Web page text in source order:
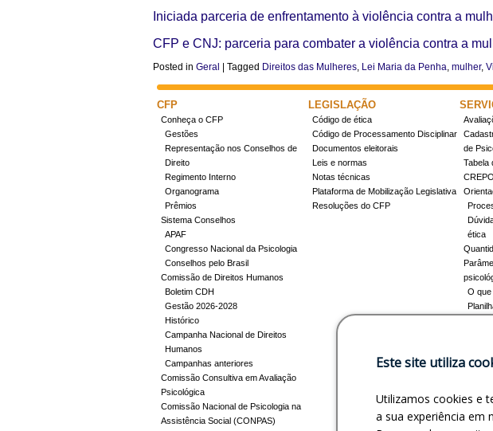
Iniciada parceria de enfrentamento à violência contra a
CFP e CNJ: parceria para combater a violência contra a
Posted in Geral Tagged Direitos das Mulheres, Lei Maria da Penha, mulher,
CFP
Conheça o CFP
Gestões
Representação nos Conselhos de
Direito
Regimento Interno
Organograma
Prêmios
Sistema Conselhos
APAF
Congresso Nacional da Psicologia
Conselhos pelo Brasil
Comissão de Direitos Humanos
Boletim CDH
Gestão 2026-2028
Histórico
Campanha Nacional de Direitos
Humanos
Campanhas anteriores
Comissão Consultiva em Avaliação
Psicológica
Comissão Nacional de Psicologia na
Assistência Social (CONPAS)
LEGISLAÇÃO
Código de ética
Código de Processamento Disciplinar
Documentos eleitorais
Leis e normas
Notas técnicas
Plataforma de Mobilização Legislativa
Resoluções do CFP
de
Tabela
ética
O que
Este site utiliza
Utilizamos cookies e
a sua experiência em